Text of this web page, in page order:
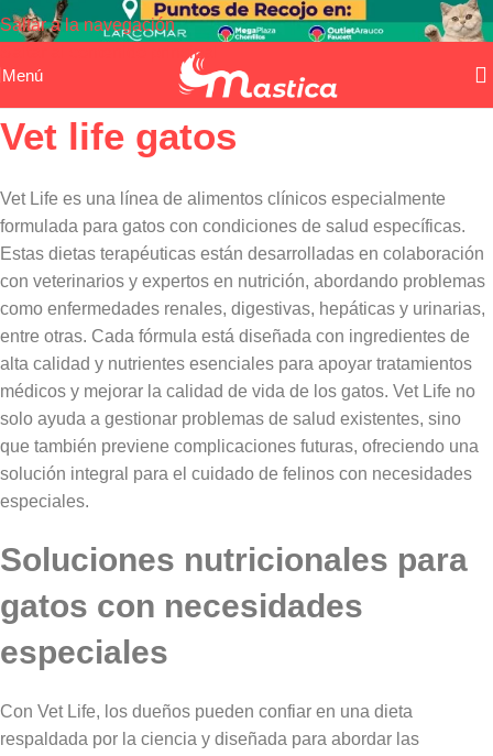
Saltar a la navegación
Saltar al contenido principal
Menú
Vet life gatos
Vet Life es una línea de alimentos clínicos especialmente
formulada para gatos con condiciones de salud específicas.
Estas dietas terapéuticas están desarrolladas en colaboración
con veterinarios y expertos en nutrición, abordando problemas
como enfermedades renales, digestivas, hepáticas y urinarias,
entre otras. Cada fórmula está diseñada con ingredientes de
alta calidad y nutrientes esenciales para apoyar tratamientos
médicos y mejorar la calidad de vida de los gatos. Vet Life no
solo ayuda a gestionar problemas de salud existentes, sino
que también previene complicaciones futuras, ofreciendo una
solución integral para el cuidado de felinos con necesidades
especiales.
Soluciones nutricionales para
gatos con necesidades
especiales
Con Vet Life, los dueños pueden confiar en una dieta
respaldada por la ciencia y diseñada para abordar las